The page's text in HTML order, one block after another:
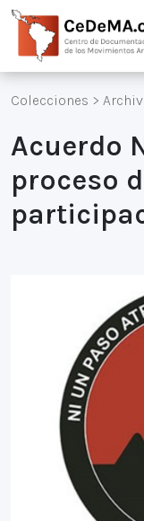
Colecciones >
Acuerdo
proceso